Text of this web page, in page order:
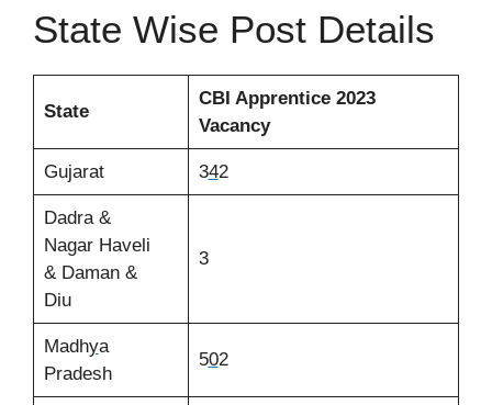
State Wise Post Details
State
CBI Apprentice 2023
Vacancy
Gujarat 342
Dadra &
Nagar Haveli
& Daman &
Diu
3
Madhya
Pradesh
502